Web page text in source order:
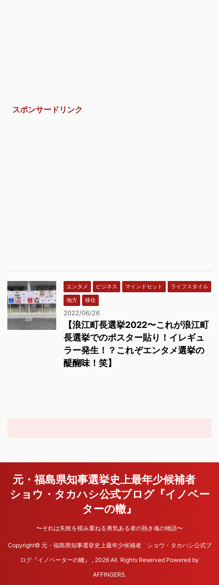
スポンサードリンク
エンタメ ビジネス マインドセット
ライフスタイル
地方
移住
2022/06/26
【浪江町長選挙2022〜これが浪江町
長選挙でのポスター貼り！イレギュ
ラー発生！？これぞエンタメ選挙の
醍醐味！笑】
元・福島県知事選挙史上最年少候補者
ショウ・タカハシ公式ブログ『イノベー
ターの轍』
〜それは失敗を積み重ねる勇気ある者の熱き魂の物語〜
Copyright© 元・福島県知事選挙史上最年少候補者 ショウ・タカハシ公式ブ
ログ『イノベーターの轍』 , 2026 All Rights Reserved Powered by
AFFINGER5.